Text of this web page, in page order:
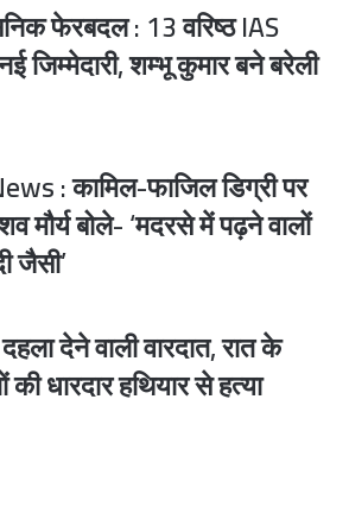
फेरबदल : 13 वरिष्ठ IAS
जिम्मेदारी, शम्भू कुमार बने बरेली
: कामिल-फाजिल डिग्री पर
मौर्य बोले- ‘मदरसे में पढ़ने वालों
जैसी’
देने वाली वारदात, रात के
धारदार हथियार से हत्या